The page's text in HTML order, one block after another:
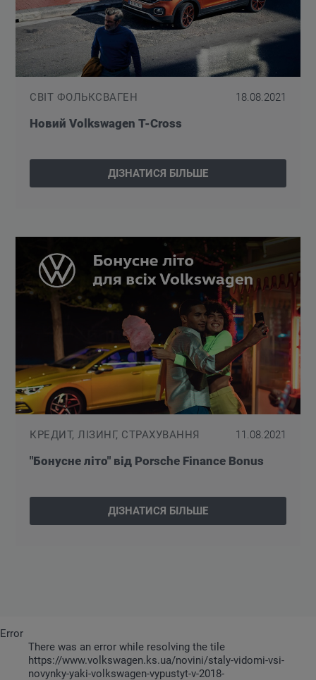
СВІТ ФОЛЬКСВАГЕН 18.08.2021
Новий Volkswagen T-Cross
ДІЗНАТИСЯ БІЛЬШЕ
КРЕДИТ, ЛІЗИНГ, СТРАХУВАННЯ 11.08.2021
"Бонусне літо" від Porsche Finance Bonus
ДІЗНАТИСЯ БІЛЬШЕ
Error
There was an error while resolving the tile
https://www.volkswagen.ks.ua/novini/staly-vidomi-vsi-
novynky-yaki-volkswagen-vypustyt-v-2018-